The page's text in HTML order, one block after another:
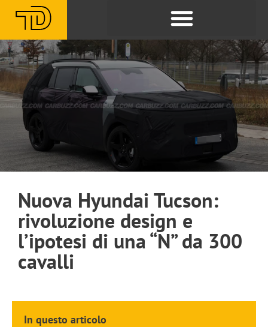
Nuova Hyundai Tucson:
rivoluzione design e
l’ipotesi di una “N” da 300
cavalli
In questo articolo